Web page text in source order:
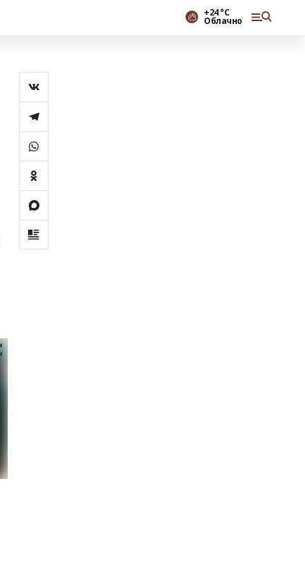
+24 °С
Облачно